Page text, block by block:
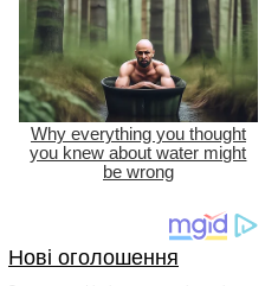
Нові оголошення